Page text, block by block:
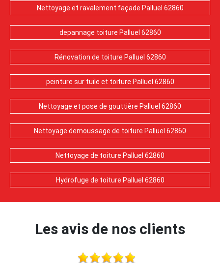
Nettoyage et ravalement façade Palluel 62860
depannage toiture Palluel 62860
Rénovation de toiture Palluel 62860
peinture sur tuile et toiture Palluel 62860
Nettoyage et pose de gouttière Palluel 62860
Nettoyage demoussage de toiture Palluel 62860
Nettoyage de toiture Palluel 62860
Hydrofuge de toiture Palluel 62860
Les avis de nos clients